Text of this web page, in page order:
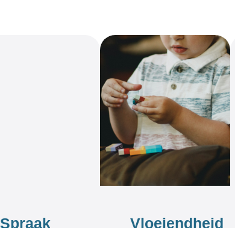
Spraak Vloeiendheid